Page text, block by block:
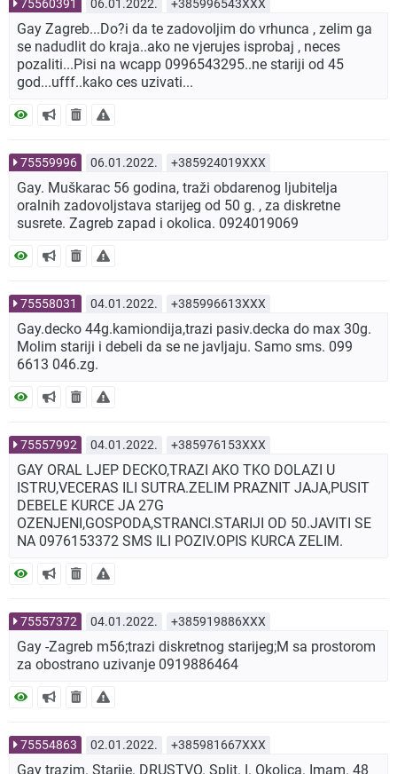
75560391 06.01.2022. +385996543XXX
Gay Zagreb...Do?i da te zadovoljim do vrhunca , zelim ga
se nadudlit do kraja..ako ne vjerujes isprobaj , neces
pozaliti...Pisi na wcapp 0996543295..ne stariji od 45
god...ufff..kako ces uzivati...
75559996 06.01.2022. +385924019XXX
Gay. Muškarac 56 godina, traži obdarenog ljubitelja
oralnih zadovoljstava starijeg od 50 g. , za diskretne
susrete. Zagreb zapad i okolica. 0924019069
75558031 04.01.2022. +385996613XXX
Gay.decko 44g.kamiondija,trazi pasiv.decka do max 30g.
Molim stariji i debeli da se ne javljaju. Samo sms. 099
6613 046.zg.
75557992 04.01.2022. +385976153XXX
GAY ORAL LJEP DECKO,TRAZI AKO TKO DOLAZI U
ISTRU,VECERAS ILI SUTRA.ZELIM PRAZNIT JAJA,PUSIT
DEBELE KURCE JA 27G
OZENJENI,GOSPODA,STRANCI.STARIJI OD 50.JAVITI SE
NA 0976153372 SMS ILI POZIV.OPIS KURCA ZELIM.
75557372 04.01.2022. +385919886XXX
Gay -Zagreb m56;trazi diskretnog starijeg;M sa prostorom
za obostrano uzivanje 0919886464
75554863 02.01.2022. +385981667XXX
Gay trazim. Starije. DRUSTVO. Split. I. Okolica. Imam. 48